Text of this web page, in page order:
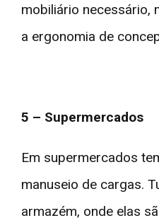
mobiliário necessário,
a ergonomia de
5 – Supermercados
Em supermercados
manuseio de cargas.
armazém, onde elas